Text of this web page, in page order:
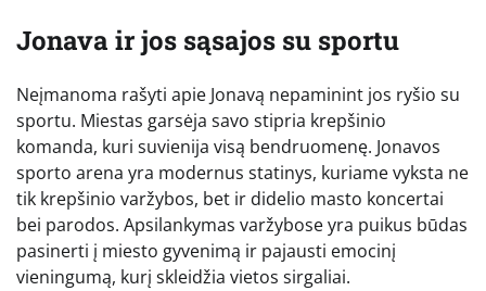
Jonava ir jos sąsajos su sportu
Neįmanoma rašyti apie Jonavą nepaminint jos ryšio su
sportu. Miestas garsėja savo stipria krepšinio
komanda, kuri suvienija visą bendruomenę. Jonavos
sporto arena yra modernus statinys, kuriame vyksta ne
tik krepšinio varžybos, bet ir didelio masto koncertai
bei parodos. Apsilankymas varžybose yra puikus būdas
pasinerti į miesto gyvenimą ir pajausti emocinį
vieningumą, kurį skleidžia vietos sirgaliai.